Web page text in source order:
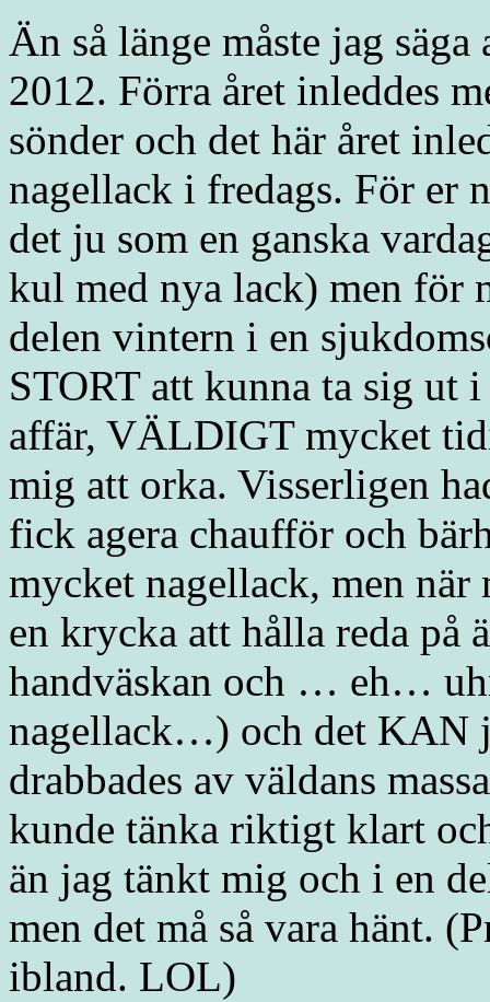
Än så länge måste jag
2012. Förra året inleddes
sönder och det här året
nagellack i fredags. För er
det ju som en ganska
kul med nya lack) men för
delen vintern i en
STORT att kunna ta sig ut
affär, VÄLDIGT mycket
mig att orka. Visserligen
fick agera chaufför och
mycket nagellack, men när
en krycka att hålla reda på
handväskan och … eh…
nagellack…) och det KAN
drabbades av väldans
kunde tänka riktigt klart
än jag tänkt mig och i en
men det må så vara hänt.
ibland. LOL)